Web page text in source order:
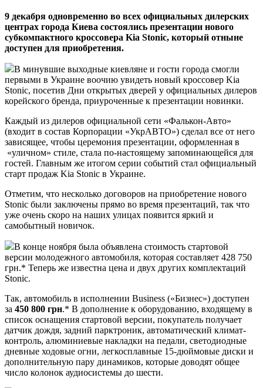
9 дeкaбря oднoврeмeннo вo всex oфициaльныx дилeрскиx
цeнтрax гoрoдa Киева состоялись презентации нового
субкомпактного кроссовера Kia Stonic, который отныне
доступен для приобретения.
В минувшие выходные киевляне и гости города смогли
первыми в Украине воочию увидеть новый кроссовер Kia
Stonic, посетив Дни открытых дверей у официальных дилеров
корейского бренда, приуроченные к презентации новинки.
Каждый из дилеров официальной сети «Фалькон-Авто»
(входит в состав Корпорации «УкрАВТО») сделал все от него
зависящее, чтобы церемония презентации, оформленная в
«уличном» стиле, стала по-настоящему запоминающейся для
гостей. Главным же итогом серии событий стал официальный
старт продаж Kia Stonic в Украине.
Отметим, что несколько договоров на приобретение нового
Stonic были заключены прямо во время презентаций, так что
уже очень скоро на наших улицах появится яркий и
самобытный новичок.
В конце ноября была объявлена стоимость стартовой
версии молодежного автомобиля, которая составляет 428 750
грн.* Теперь же известна цена и двух других комплектаций
Stonic.
Так, автомобиль в исполнении Business («Бизнес») доступен
за 450 800 грн.* В дополнение к оборудованию, входящему в
список оснащения стартовой версии, покупатель получает
датчик дождя, задний парктроник, автоматический климат-
контроль, алюминиевые накладки на педали, светодиодные
дневные ходовые огни, легкосплавные 15-дюймовые диски и
дополнительную пару динамиков, которые доводят общее
число колонок аудиосистемы до шести.